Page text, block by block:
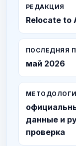
РЕДАКЦИЯ
Relocate to
ПОСЛЕДНЯЯ
май 2026
данные и
проверка